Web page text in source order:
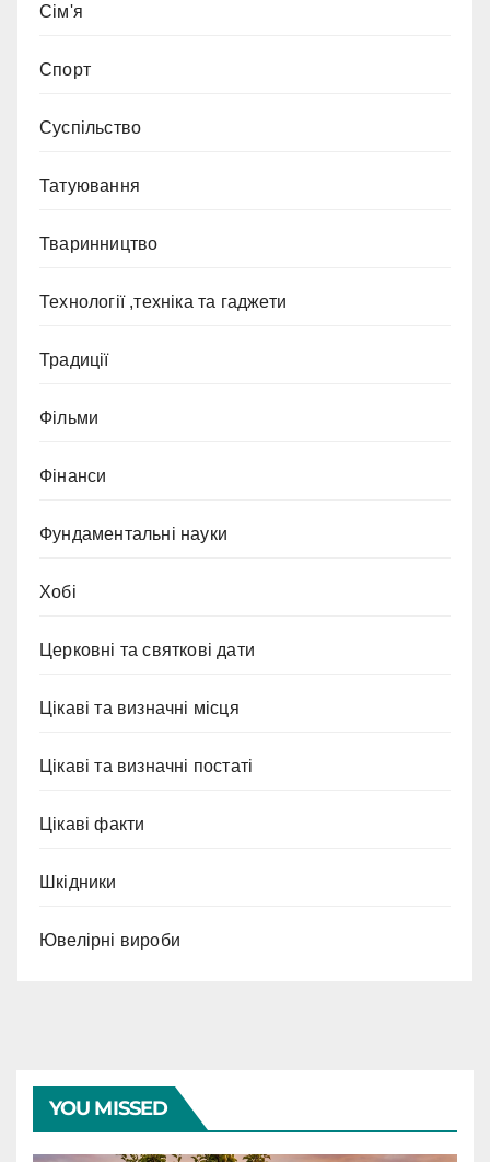
Сім'я
Спорт
Суспільство
Татуювання
Тваринництво
Технології ,техніка та гаджети
Традиції
Фільми
Фінанси
Фундаментальні науки
Хобі
Церковні та святкові дати
Цікаві та визначні місця
Цікаві та визначні постаті
Цікаві факти
Шкідники
Ювелірні вироби
YOU MISSED